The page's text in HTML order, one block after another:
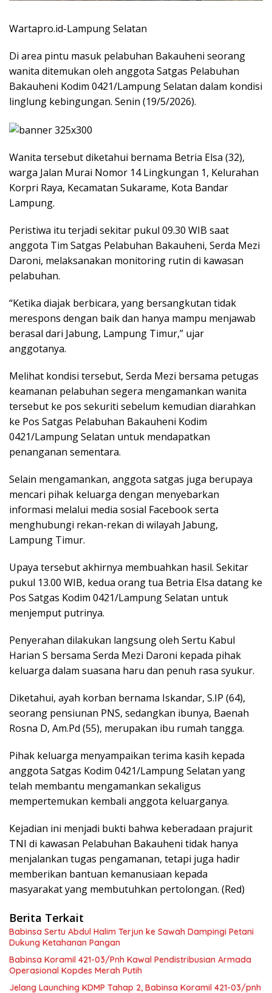
Wartapro.id-Lampung Selatan
Di area pintu masuk pelabuhan Bakauheni seorang
wanita ditemukan oleh anggota Satgas Pelabuhan
Bakauheni Kodim 0421/Lampung Selatan dalam kondisi
linglung kebingungan. Senin (19/5/2026).
Wanita tersebut diketahui bernama Betria Elsa (32),
warga Jalan Murai Nomor 14 Lingkungan 1, Kelurahan
Korpri Raya, Kecamatan Sukarame, Kota Bandar
Lampung.
Peristiwa itu terjadi sekitar pukul 09.30 WIB saat
anggota Tim Satgas Pelabuhan Bakauheni, Serda Mezi
Daroni, melaksanakan monitoring rutin di kawasan
pelabuhan.
“Ketika diajak berbicara, yang bersangkutan tidak
merespons dengan baik dan hanya mampu menjawab
berasal dari Jabung, Lampung Timur,” ujar
anggotanya.
Melihat kondisi tersebut, Serda Mezi bersama petugas
keamanan pelabuhan segera mengamankan wanita
tersebut ke pos sekuriti sebelum kemudian diarahkan
ke Pos Satgas Pelabuhan Bakauheni Kodim
0421/Lampung Selatan untuk mendapatkan
penanganan sementara.
Selain mengamankan, anggota satgas juga berupaya
mencari pihak keluarga dengan menyebarkan
informasi melalui media sosial Facebook serta
menghubungi rekan-rekan di wilayah Jabung,
Lampung Timur.
Upaya tersebut akhirnya membuahkan hasil. Sekitar
pukul 13.00 WIB, kedua orang tua Betria Elsa datang ke
Pos Satgas Kodim 0421/Lampung Selatan untuk
menjemput putrinya.
Penyerahan dilakukan langsung oleh Sertu Kabul
Harian S bersama Serda Mezi Daroni kepada pihak
keluarga dalam suasana haru dan penuh rasa syukur.
Diketahui, ayah korban bernama Iskandar, S.IP (64),
seorang pensiunan PNS, sedangkan ibunya, Baenah
Rosna D, Am.Pd (55), merupakan ibu rumah tangga.
Pihak keluarga menyampaikan terima kasih kepada
anggota Satgas Kodim 0421/Lampung Selatan yang
telah membantu mengamankan sekaligus
mempertemukan kembali anggota keluarganya.
Kejadian ini menjadi bukti bahwa keberadaan prajurit
TNI di kawasan Pelabuhan Bakauheni tidak hanya
menjalankan tugas pengamanan, tetapi juga hadir
memberikan bantuan kemanusiaan kepada
masyarakat yang membutuhkan pertolongan. (Red)
Berita Terkait
Babinsa Sertu Abdul Halim Terjun ke Sawah Dampingi Petani
Dukung Ketahanan Pangan
Babinsa Koramil 421-03/Pnh Kawal Pendistribusian Armada
Operasional Kopdes Merah Putih
Jelang Launching KDMP Tahap 2, Babinsa Koramil 421-03/pnh